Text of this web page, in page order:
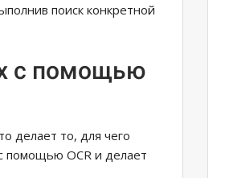
поиск конкретной
с помощью
делает то, для чего
помощью OCR и делает